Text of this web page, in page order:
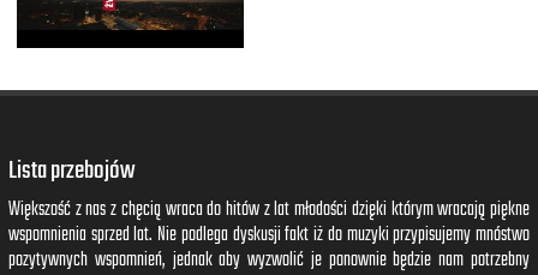
Lista przebojów
Większość z nas z chęcią wraca do hitów z lat młodości dzięki którym wracają piękne
wspomnienia sprzed lat. Nie podlega dyskusji fakt iż do muzyki przypisujemy mnóstwo
pozytywnych wspomnień, jednak aby wyzwolić je ponownie będzie nam potrzebny